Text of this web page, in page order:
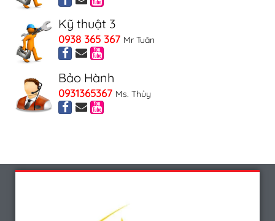
Kỹ thuật 3
0938 365 367 Mr Tuân
Bảo Hành
0931365367 Ms. Thủy